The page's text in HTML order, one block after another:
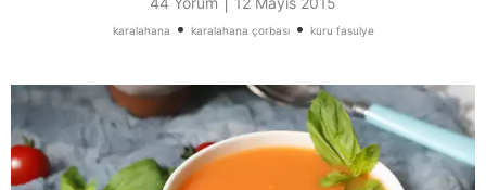
karalahana • karalahana çorbası• kuru fasulye